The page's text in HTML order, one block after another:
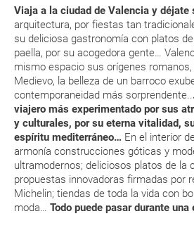
Viaja a la ciudad de Valencia y déjate
arquitectura, por fiestas tan
su deliciosa gastronomía con platos
paella, por su acogedora gente…
mismo espacio sus orígenes romanos,
Medievo, la belleza de un barroco
contemporaneidad más sorprendente..
viajero más experimentado por sus
y culturales, por su eterna vitalidad,
espíritu mediterráneo… En el interior
armonía construcciones góticas y
ultramodernos; deliciosos platos de la
propuestas innovadoras firmadas por
Michelin; tiendas de toda la vida con
moda… Todo puede pasar durante
En caso de tener que enviarte la
vacacional (Caribe, circuitos, tours...) te
de tu reserva alrededor de 10 días antes de
imprimir y llevar contigo en el viaje.
Esta documentación te será requerida en el
aérea a la hora de realizar el check-in el día
MODIFICACIÓN ó
modificar una reserva del viaje?
generar una anulación o
¿Qué caducidad debe tener mi
a...?